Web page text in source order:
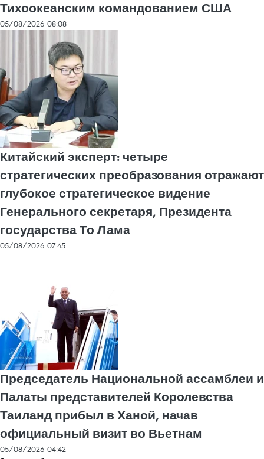
Тихоокеанским командованием США
05/08/2026 08:08
Китайский эксперт: четыре
стратегических преобразования отражают
глубокое стратегическое видение
Генерального секретаря, Президента
государства То Лама
05/08/2026 07:45
Председатель Национальной ассамблеи и
Палаты представителей Королевства
Таиланд прибыл в Ханой, начав
официальный визит во Вьетнам
05/08/2026 04:42